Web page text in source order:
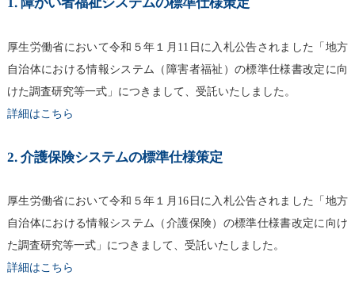
厚生労働省において令和５年１月11日に入札公告されました「地方
自治体における情報システム（障害者福祉）の標準仕様書改定に向
けた調査研究等一式」につきまして、受託いたしました。
詳細はこちら
2. 介護保険システムの標準仕様策定
厚生労働省において令和５年１月16日に入札公告されました「地方
自治体における情報システム（介護保険）の標準仕様書改定に向け
た調査研究等一式」につきまして、受託いたしました。
詳細はこちら